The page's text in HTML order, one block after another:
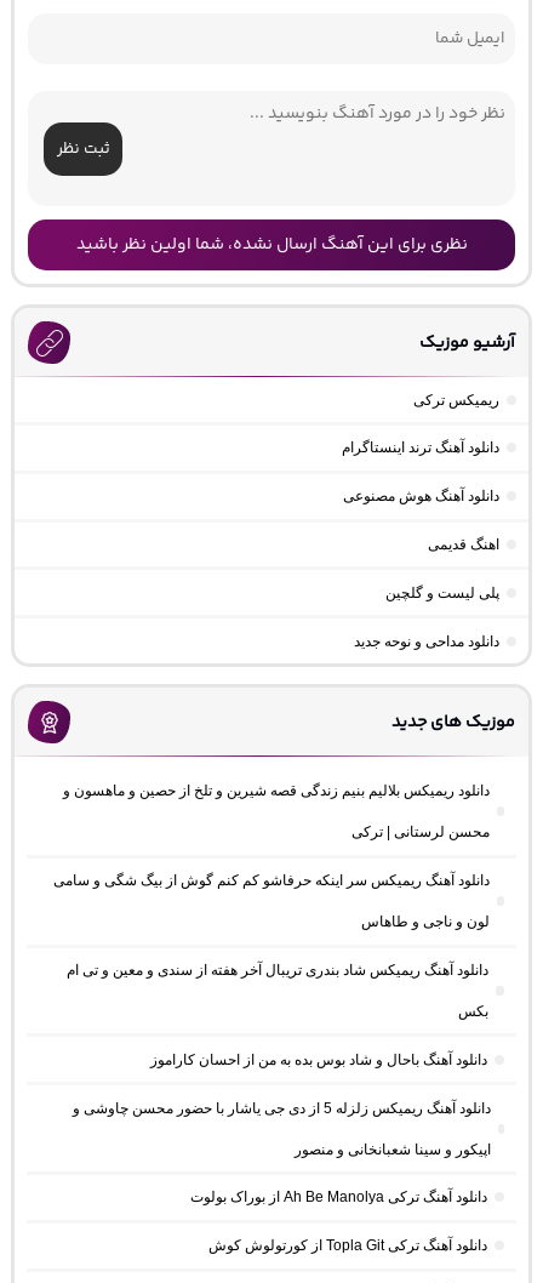
ثبت نظر
نظری برای این آهنگ ارسال نشده، شما اولین نظر باشید
آرشیو موزیک
ریمیکس ترکی
دانلود آهنگ ترند اینستاگرام
دانلود آهنگ هوش مصنوعی
اهنگ قدیمی
پلی لیست و گلچین
دانلود مداحی و نوحه جدید
موزیک های جدید
دانلود ریمیکس بلالیم بنیم زندگی قصه شیرین و تلخ از حصین و ماهسون و
محسن لرستانی | ترکی
دانلود آهنگ ریمیکس سر اینکه حرفاشو کم کنم گوش از بیگ شگی و سامی
لون و ناجی و طاهاس
دانلود آهنگ ریمیکس شاد بندری تریبال آخر هفته از سندی و معین و تی ام
بکس
دانلود آهنگ باحال و شاد بوس بده به من از احسان کاراموز
دانلود آهنگ ریمیکس زلزله 5 از دی جی یاشار با حضور محسن چاوشی و
اپیکور و سینا شعبانخانی و منصور
دانلود آهنگ ترکی Ah Be Manolya از بوراک بولوت
دانلود آهنگ ترکی Topla Git از کورتولوش کوش